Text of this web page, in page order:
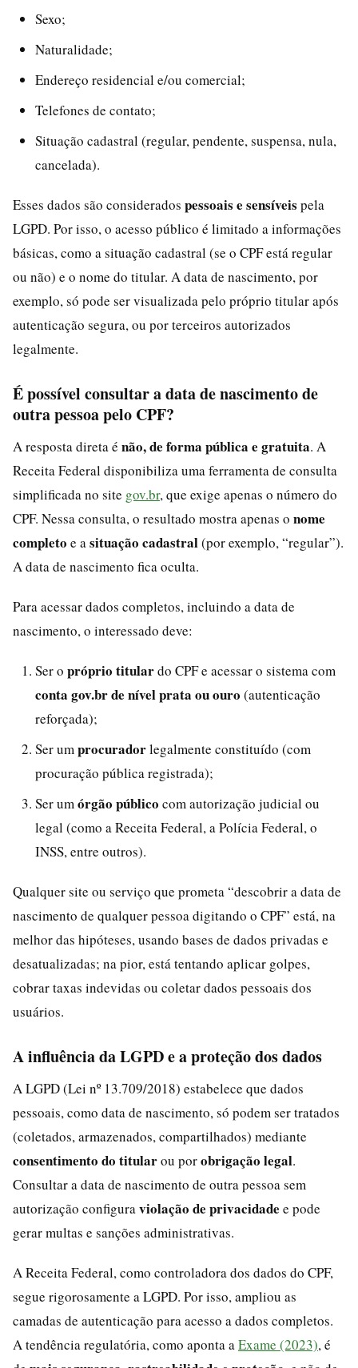
Sexo;
Naturalidade;
Endereço residencial e/ou comercial;
Telefones de contato;
Situação cadastral (regular, pendente, suspensa, nula,
cancelada).
Esses dados são considerados pessoais e sensíveis pela
LGPD. Por isso, o acesso público é limitado a informações
básicas, como a situação cadastral (se o CPF está regular
ou não) e o nome do titular. A data de nascimento, por
exemplo, só pode ser visualizada pelo próprio titular após
autenticação segura, ou por terceiros autorizados
legalmente.
É possível consultar a data de nascimento de
outra pessoa pelo CPF?
A resposta direta é não, de forma pública e gratuita. A
Receita Federal disponibiliza uma ferramenta de consulta
simplificada no site gov.br, que exige apenas o número do
CPF. Nessa consulta, o resultado mostra apenas o nome
completo e a situação cadastral(por exemplo, “regular”).
A data de nascimento fica oculta.
Para acessar dados completos, incluindo a data de
nascimento, o interessado deve:
Ser o próprio titulardo CPF e acessar o sistema com
conta gov.br de nível prata ou ouro (autenticação
reforçada);
Ser um procuradorlegalmente constituído (com
procuração pública registrada);
Ser um órgão público com autorização judicial ou
legal (como a Receita Federal, a Polícia Federal, o
INSS, entre outros).
Qualquer site ou serviço que prometa “descobrir a data de
nascimento de qualquer pessoa digitando o CPF” está, na
melhor das hipóteses, usando bases de dados privadas e
desatualizadas; na pior, está tentando aplicar golpes,
cobrar taxas indevidas ou coletar dados pessoais dos
usuários.
A influência da LGPD e a proteção dos dados
A LGPD (Lei nº 13.709/2018) estabelece que dados
pessoais, como data de nascimento, só podem ser tratados
(coletados, armazenados, compartilhados) mediante
consentimento do titularou porobrigação legal.
Consultar a data de nascimento de outra pessoa sem
autorização configura violação de privacidade e pode
gerar multas e sanções administrativas.
A Receita Federal, como controladora dos dados do CPF,
segue rigorosamente a LGPD. Por isso, ampliou as
camadas de autenticação para acesso a dados completos.
A tendência regulatória, como aponta a Exame (2023), é